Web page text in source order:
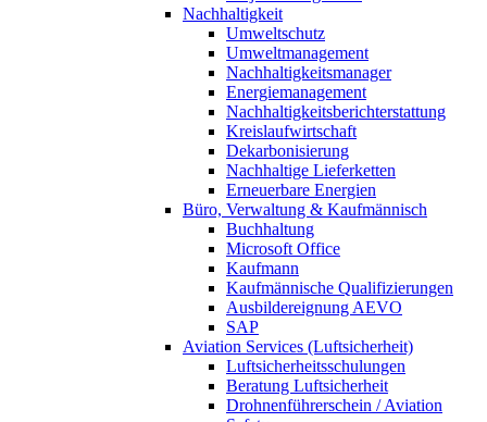
Nachhaltigkeit
Umweltschutz
Umweltmanagement
Nachhaltigkeitsmanager
Energiemanagement
Nachhaltigkeitsberichterstattung
Kreislaufwirtschaft
Dekarbonisierung
Nachhaltige Lieferketten
Erneuerbare Energien
Büro, Verwaltung & Kaufmännisch
Buchhaltung
Microsoft Office
Kaufmann
Kaufmännische Qualifizierungen
Ausbildereignung AEVO
SAP
Aviation Services (Luftsicherheit)
Luftsicherheitsschulungen
Beratung Luftsicherheit
Drohnenführerschein / Aviation